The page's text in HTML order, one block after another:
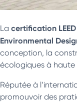
La certification
Environmental
conception, la
écologiques à haute
Réputée à
promouvoir des